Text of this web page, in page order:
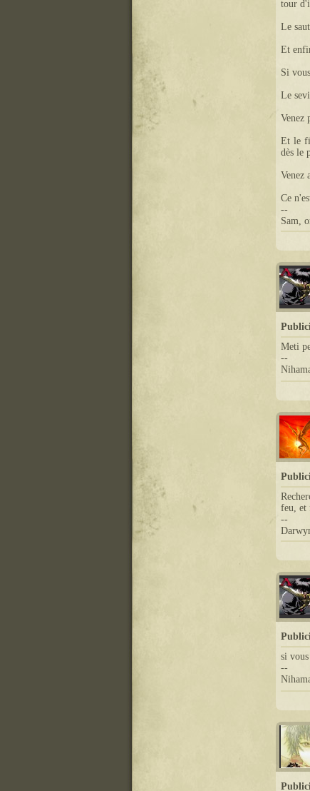
tour
Le
Et
Si
Le
Venez
Et le
dès le
Venez
Ce
--
Sam,
Meti
--
feu, et
--
si
--